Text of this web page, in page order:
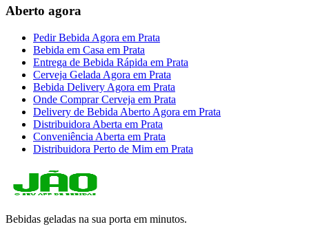
Aberto agora
Pedir Bebida Agora em Prata
Bebida em Casa em Prata
Entrega de Bebida Rápida em Prata
Cerveja Gelada Agora em Prata
Bebida Delivery Agora em Prata
Onde Comprar Cerveja em Prata
Delivery de Bebida Aberto Agora em Prata
Distribuidora Aberta em Prata
Conveniência Aberta em Prata
Distribuidora Perto de Mim em Prata
Bebidas geladas na sua porta em minutos.